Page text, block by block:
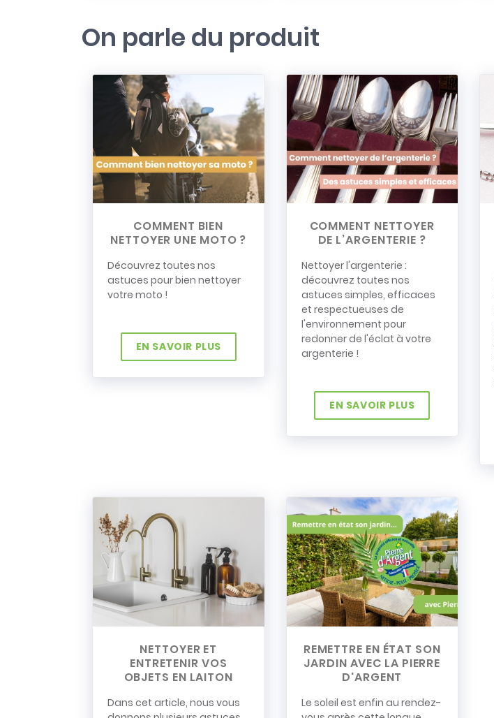
On parle du produit
COMMENT BIEN
NETTOYER UNE MOTO ?
Découvrez toutes nos
astuces pour bien nettoyer
votre moto !
EN SAVOIR PLUS
COMMENT NETTOYER
DE L’ARGENTERIE ?
Nettoyer l'argenterie :
découvrez toutes nos
astuces simples, efficaces
et respectueuses de
l'environnement pour
redonner de l'éclat à votre
argenterie !
EN SAVOIR PLUS
NETTOYER ET
ENTRETENIR VOS
OBJETS EN LAITON
Dans cet article, nous vous
REMETTRE EN ÉTAT SON
JARDIN AVEC LA PIERRE
D'ARGENT
Le soleil est enfin au rendez-